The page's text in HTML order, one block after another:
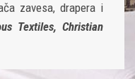
zavesa, drapera i
Textiles, Christian